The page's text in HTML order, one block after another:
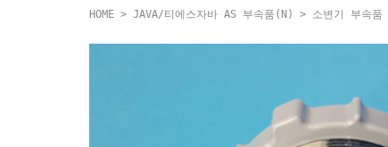
HOME > JAVA/티에스자바 AS 부속품(N) > 소변기 부속품